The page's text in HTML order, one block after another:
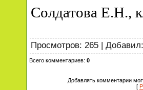
Солдатова Е.Н.,
Просмотров: 265 | Добавил:
Всего комментариев: 0
Добавлять комментарии
[